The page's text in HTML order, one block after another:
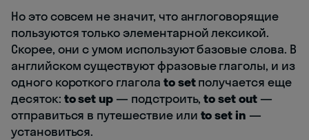
Но это совсем не значит, что англоговорящие
пользуются только элементарной лексикой.
Скорее, они с умом используют базовые слова. В
английском существуют фразовые глаголы, и из
одного короткого глагола to setполучается еще
десяток: to set up — подстроить,to set out—
отправиться в путешествие или to set in —
установиться.